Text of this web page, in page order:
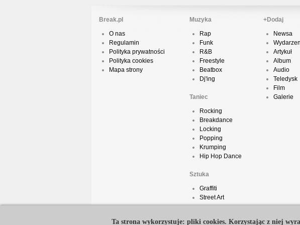
Break.pl
O nas
Regulamin
Polityka prywatności
Polityka cookies
Mapa strony
Muzyka
Rap
Funk
R&B
Freestyle
Beatbox
Dj'ing
Taniec
Rocking
Breakdance
Locking
Popping
Krumping
Hip Hop Dance
Sztuka
Graffiti
Street Art
+Dodaj
Newsa
Artykuł
Album
Audio
Teledysk
Film
Galerie
Ta strona wykorzystuje: pliki cookies. Korzystając z niej